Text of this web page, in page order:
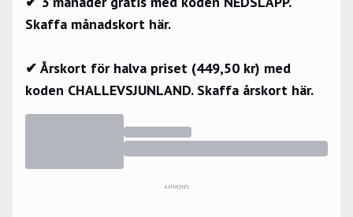
Skaffa månadskort här.
✔ Årskort för halva priset (449,50 kr) med
koden CHALLEVSJUNLAND. Skaffa årskort här.
ANNONS